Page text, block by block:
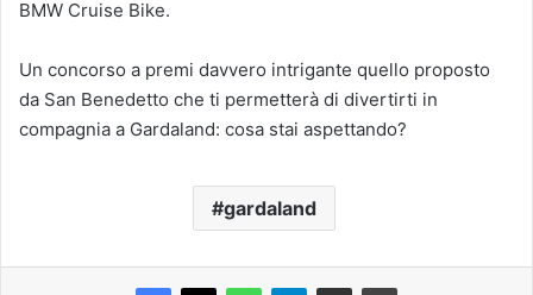
BMW Cruise Bike.
Un concorso a premi davvero intrigante quello proposto
da San Benedetto che ti permetterà di divertirti in
compagnia a Gardaland: cosa stai aspettando?
gardaland